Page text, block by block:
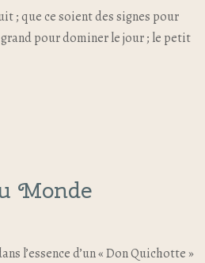
; que ce soient des signes pour
pour dominer le jour ; le petit
Monde
l’essence d’un « Don Quichotte »